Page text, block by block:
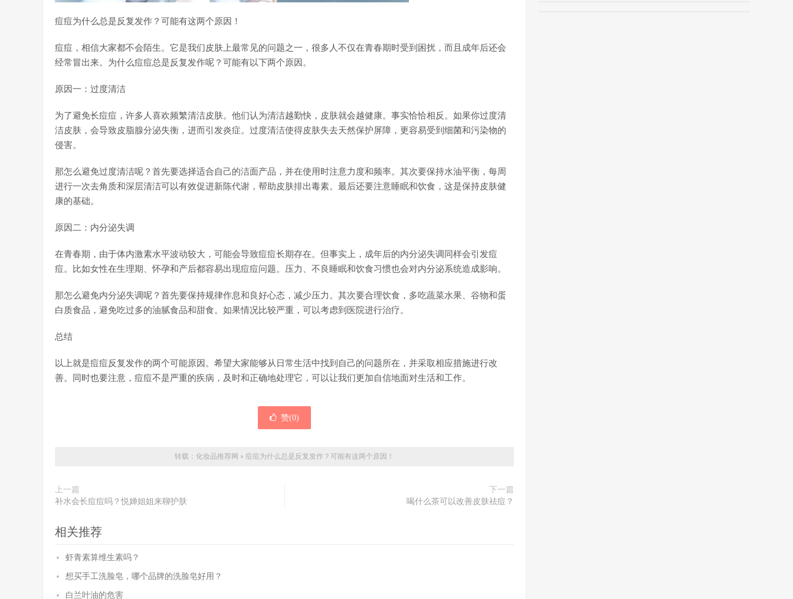
痘痘为什么总是反复发作？可能有这两个原因！
痘痘，相信大家都不会陌生。它是我们皮肤上最常见的问题之一，很多人不仅在青春期时受到困扰，而且成年后还会
经常冒出来。为什么痘痘总是反复发作呢？可能有以下两个原因。
原因一：过度清洁
为了避免长痘痘，许多人喜欢频繁清洁皮肤。他们认为清洁越勤快，皮肤就会越健康。事实恰恰相反。如果你过度清
洁皮肤，会导致皮脂腺分泌失衡，进而引发炎症。过度清洁使得皮肤失去天然保护屏障，更容易受到细菌和污染物的
侵害。
那怎么避免过度清洁呢？首先要选择适合自己的洁面产品，并在使用时注意力度和频率。其次要保持水油平衡，每周
进行一次去角质和深层清洁可以有效促进新陈代谢，帮助皮肤排出毒素。最后还要注意睡眠和饮食，这是保持皮肤健
康的基础。
原因二：内分泌失调
在青春期，由于体内激素水平波动较大，可能会导致痘痘长期存在。但事实上，成年后的内分泌失调同样会引发痘
痘。比如女性在生理期、怀孕和产后都容易出现痘痘问题。压力、不良睡眠和饮食习惯也会对内分泌系统造成影响。
那怎么避免内分泌失调呢？首先要保持规律作息和良好心态，减少压力。其次要合理饮食，多吃蔬菜水果、谷物和蛋
白质食品，避免吃过多的油腻食品和甜食。如果情况比较严重，可以考虑到医院进行治疗。
总结
以上就是痘痘反复发作的两个可能原因。希望大家能够从日常生活中找到自己的问题所在，并采取相应措施进行改
善。同时也要注意，痘痘不是严重的疾病，及时和正确地处理它，可以让我们更加自信地面对生活和工作。
赞(0)
转载： 化妆品推荐网 » 痘痘为什么总是反复发作？可能有这两个原因！
上一篇
补水会长痘痘吗？悦婵姐姐来聊护肤
下一篇
喝什么茶可以改善皮肤祛痘？
相关推荐
虾青素算维生素吗？
想买手工洗脸皂，哪个品牌的洗脸皂好用？
白兰叶油的危害